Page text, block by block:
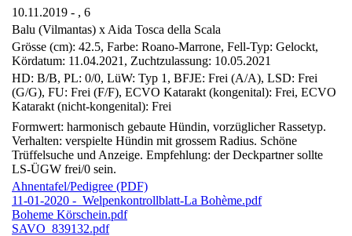
10.11.2019 - , 6
Balu (Vilmantas) x Aida Tosca della Scala
Grösse (cm): 42.5, Farbe: Roano-Marrone, Fell-Typ: Gelockt,
Kördatum: 11.04.2021, Zuchtzulassung: 10.05.2021
HD: B/B, PL: 0/0, LüW: Typ 1, BFJE: Frei (A/A), LSD: Frei
(G/G), FU: Frei (F/F), ECVO Katarakt (kongenital): Frei, ECVO
Katarakt (nicht-kongenital): Frei
Formwert: harmonisch gebaute Hündin, vorzüglicher Rassetyp.
Verhalten: verspielte Hündin mit grossem Radius. Schöne
Trüffelsuche und Anzeige. Empfehlung: der Deckpartner sollte
LS-ÜGW frei/0 sein.
Ahnentafel/Pedigree (PDF)
11-01-2020 - Welpenkontrollblatt-La Bohème.pdf
Boheme Körschein.pdf
SAVO_839132.pdf